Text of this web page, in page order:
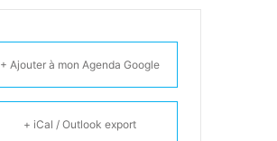
+ Ajouter à mon Agenda Google
+ iCal / Outlook export